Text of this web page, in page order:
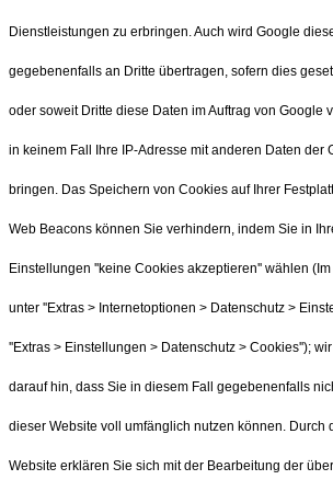
Dienstleistungen zu erbringen. Auch wird Google
gegebenenfalls an Dritte übertragen, sofern dies
oder soweit Dritte diese Daten im Auftrag von Google
in keinem Fall Ihre IP-Adresse mit anderen Daten der
bringen. Das Speichern von Cookies auf Ihrer
Web Beacons können Sie verhindern, indem Sie in
Einstellungen ''keine Cookies akzeptieren'' wählen
unter ''Extras > Internetoptionen > Datenschutz >
''Extras > Einstellungen > Datenschutz > Cookies'');
darauf hin, dass Sie in diesem Fall gegebenenfalls
dieser Website voll umfänglich nutzen können. Durch
Website erklären Sie sich mit der Bearbeitung der